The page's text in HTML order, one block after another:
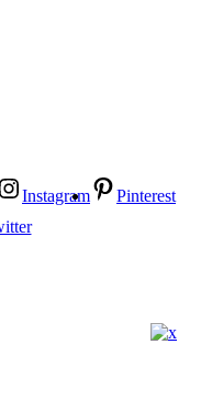
Instagram
Pinterest